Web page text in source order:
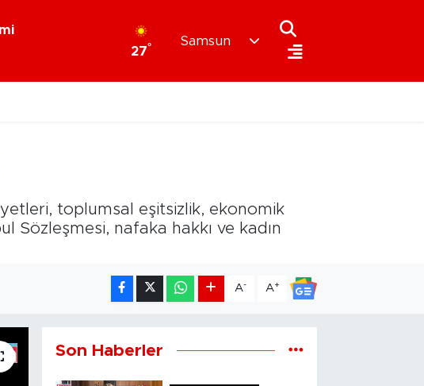
27°
Samsun
toplumsal eşitsizlik, ekonomik
Sözleşmesi, nafaka hakkı ve kadın
A- A+
Son Haberler